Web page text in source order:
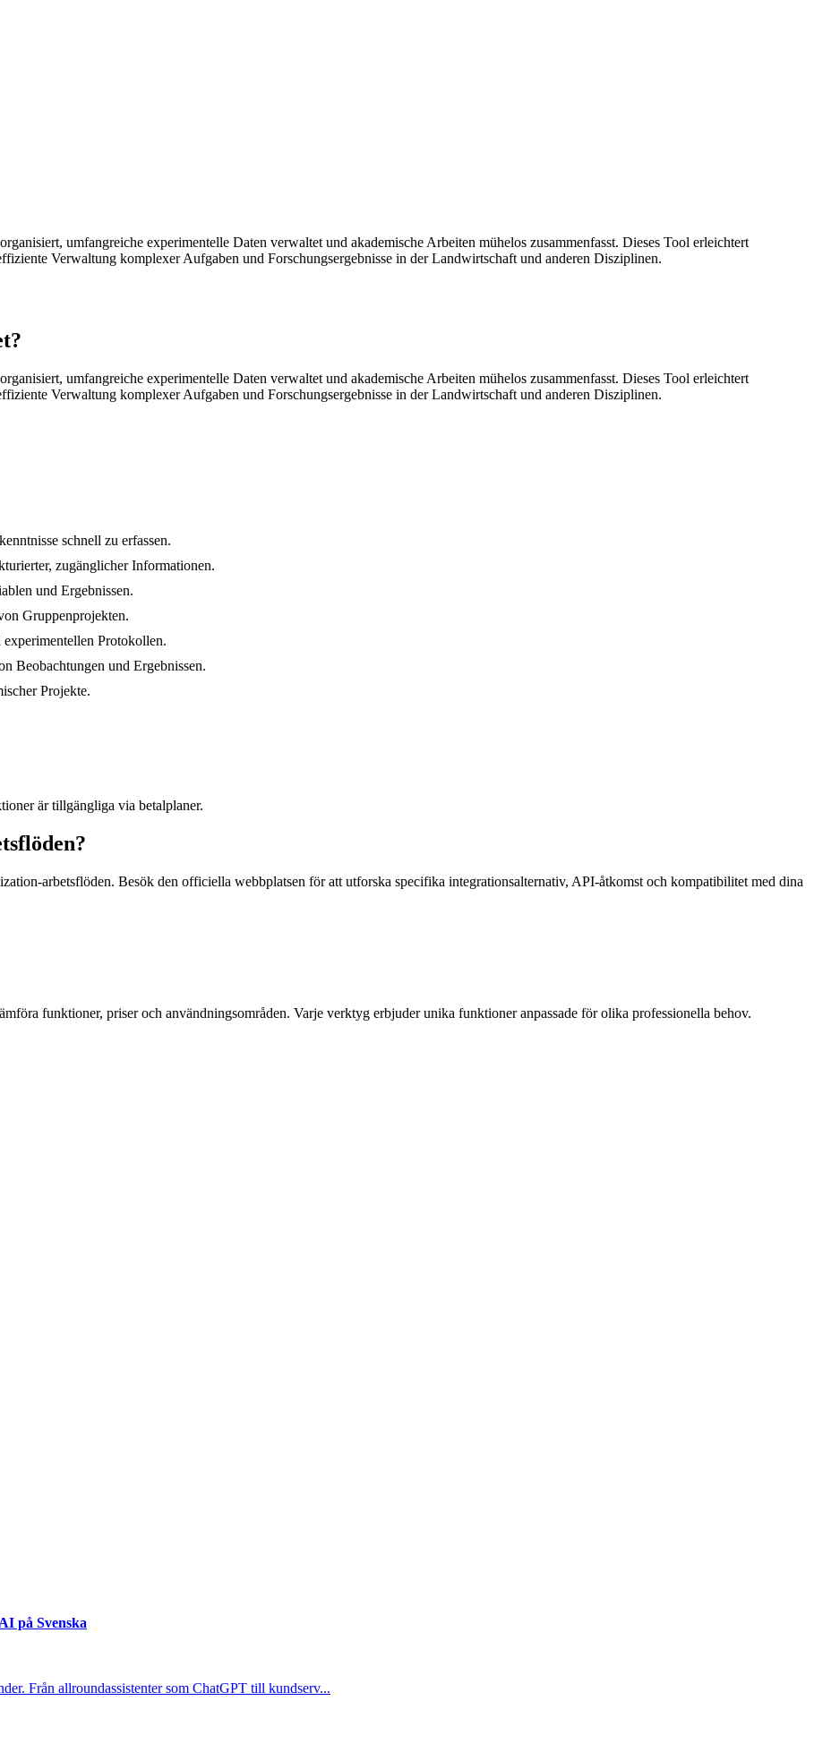
umfangreiche experimentelle Daten verwaltet und akademische Arbeiten mühelos zusammenfasst. Dieses Tool erleichtert
Verwaltung komplexer Aufgaben und Forschungsergebnisse in der Landwirtschaft und anderen Disziplinen.
umfangreiche experimentelle Daten verwaltet und akademische Arbeiten mühelos zusammenfasst. Dieses Tool erleichtert
Verwaltung komplexer Aufgaben und Forschungsergebnisse in der Landwirtschaft und anderen Disziplinen.
schnell zu erfassen.
zugänglicher Informationen.
und Ergebnissen.
Gruppenprojekten.
Protokollen.
Beobachtungen und Ergebnissen.
Projekte.
är tillgängliga via betalplaner.
arbetsflöden. Besök den officiella webbplatsen för att utforska specifika integrationsalternativ, API-åtkomst och kompatibilitet med dina
funktioner, priser och användningsområden. Varje verktyg erbjuder unika funktioner anpassade för olika professionella behov.
på Svenska
Från allroundassistenter som ChatGPT till kundserv...